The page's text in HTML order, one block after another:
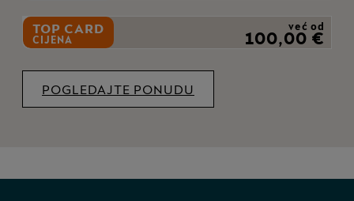
TOP CARD
CIJENA
već od
100,00 €
POGLEDAJTE PONUDU